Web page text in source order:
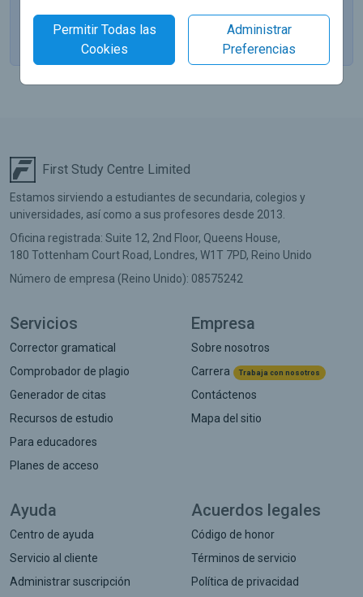
Apuntes
First Study Centre Limited
Estamos sirviendo a estudiantes de secundaria, colegios y
universidades, así como a sus profesores desde 2013.
Oficina registrada: Suite 12, 2nd Floor, Queens House,
180 Tottenham Court Road,
Londres, W1T 7PD, Reino Unido
Número de empresa (Reino Unido): 08575242
Servicios
Corrector gramatical
Comprobador de plagio
Generador de citas
Recursos de estudio
Para educadores
Planes de acceso
Empresa
Sobre nosotros
Carrera
Trabaja con nosotros
Contáctenos
Mapa del sitio
Ayuda
Centro de ayuda
Servicio al cliente
Administrar suscripción
Acuerdos legales
Código de honor
Términos de servicio
Política de privacidad
Permitir Todas las
Cookies
Administrar
Preferencias